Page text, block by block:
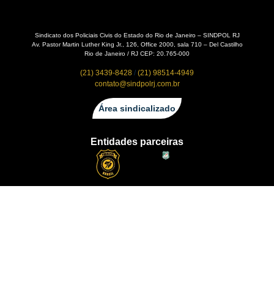
Sindicato dos Policiais Civis do Estado do Rio de Janeiro – SINDPOL RJ
Av. Pastor Martin Luther King Jr., 126, Office 2000, sala 710 – Del Castilho
Rio de Janeiro / RJ CEP: 20.765-000
(21) 3439-8428 / (21) 98514-4949
contato@sindpolrj.com.br
Área sindicalizado
Entidades parceiras